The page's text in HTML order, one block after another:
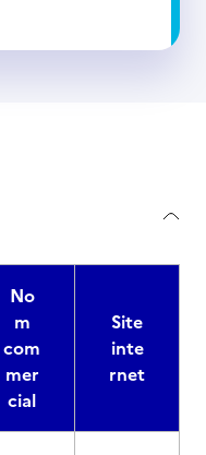
No
m
com
mer
cial
Site
inte
rnet